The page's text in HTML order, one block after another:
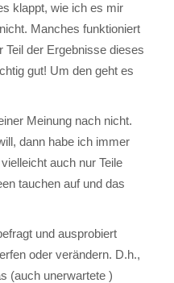
klappt, wie ich es mir
Manches funktioniert
Teil der Ergebnisse dieses
gut! Um den geht es
Meinung nach nicht.
dann habe ich immer
auch nur Teile
tauchen auf und das
und ausprobiert
oder verändern. D.h.,
(auch unerwartete )